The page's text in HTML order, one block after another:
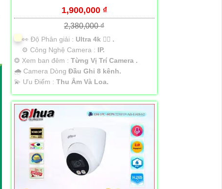
1,900,000 ₫
2,380,000 ₫
️👀 Độ Phân giải : Ultra 4k 👍🏾 .
⚙ Công Nghệ Camera : IP.
❂ Xem ban đêm : Từng Vị Trí Camera .
🌧️ Camera Dòng Đầu Ghi 8 kênh.
️💫 Ưu Điểm : Thu Âm Và Loa.